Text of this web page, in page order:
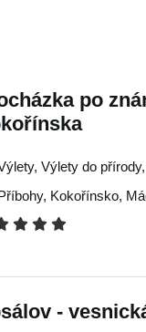
po
Výlety do
, Kokořínsko,
-